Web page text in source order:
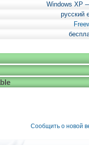
Windows XP
русский
Сообщить о новой